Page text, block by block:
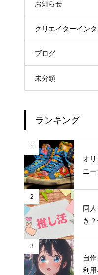
お知らせ
クリエイターイン
ブログ
未分類
ランキング
1
オ
ニ
2
同
き
3
自
利用
マ